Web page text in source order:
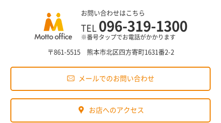
お問い合わせはこちら
TEL 096-319-1300
※番号タップでお電話がかかります
〒861-5515 熊本市北区四方寄町1631番2-2
メールでのお問い合わせ
お店へのアクセス